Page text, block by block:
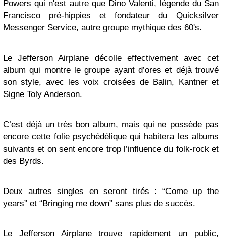
Powers qui n'est autre que Dino Valenti, légende du San
Francisco pré-hippies et fondateur du Quicksilver
Messenger Service, autre groupe mythique des 60's.
Le Jefferson Airplane décolle effectivement avec cet
album qui montre le groupe ayant d’ores et déjà trouvé
son style, avec les voix croisées de Balin, Kantner et
Signe Toly Anderson.
C’est déjà un très bon album, mais qui ne possède pas
encore cette folie psychédélique qui habitera les albums
suivants et on sent encore trop l’influence du folk-rock et
des Byrds.
Deux autres singles en seront tirés : “Come up the
years” et “Bringing me down” sans plus de succès.
Le Jefferson Airplane trouve rapidement un public,